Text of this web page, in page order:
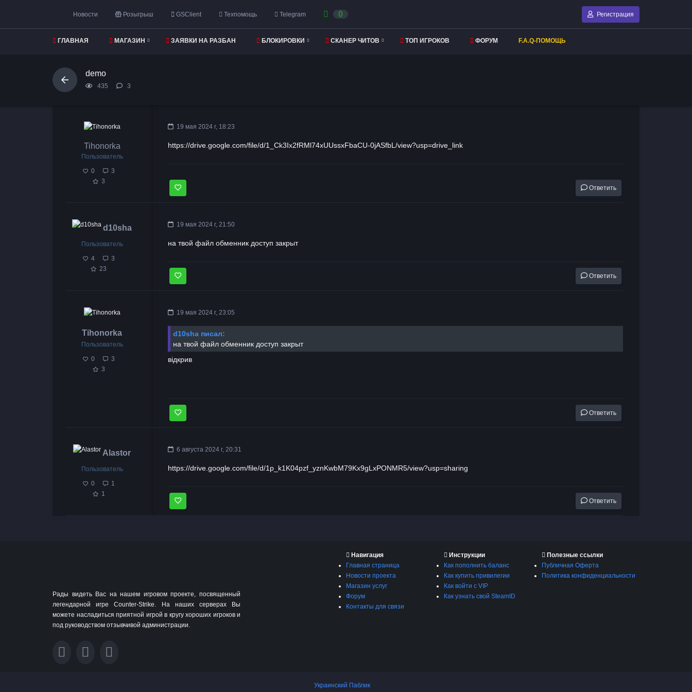
Регистрация
Новости Розыгрыш GSClient Техпомощь Telegram 0
ГЛАВНАЯ МАГАЗИН ЗАЯВКИ НА РАЗБАН БЛОКИРОВКИ CКАНЕР ЧИТОВ ТОП ИГРОКОВ ФОРУМ F.A.Q-ПОМОЩЬ
demo
435 3
Tihonorka
Пользователь
0
3
3
19 мая 2024 г, 18:23
https://drive.google.com/file/d/1_Ck3Ix2fRMl74xUUssxFbaCU-0jASfbL/view?usp=drive_link
Ответить
d10sha
Пользователь
4
3
23
19 мая 2024 г, 21:50
на твой файл обменник доступ закрыт
Ответить
Tihonorka
Пользователь
0
3
3
19 мая 2024 г, 23:05
d10sha писал:
на твой файл обменник доступ закрыт
відкрив
Ответить
Alastor
Пользователь
0
1
1
6 августа 2024 г, 20:31
https://drive.google.com/file/d/1p_k1K04pzf_yznKwbM79Kx9gLxPONMR5/view?usp=sharing
Ответить
Рады видеть Вас на нашем игровом проекте, посвященный
легендарной игре Counter-Strike. На наших серверах Вы
можете насладиться приятной игрой в кругу хороших игроков и
под руководством отзывчивой администрации.
Навигация
Главная страница
Новости проекта
Магазин услуг
Форум
Контакты для связи
Инструкции
Как пополнить баланс
Как купить привилегии
Как войти с VIP
Как узнать свой SteamID
Полезные ссылки
Публичная Оферта
Политика конфиденциальности
Украинский Паблик